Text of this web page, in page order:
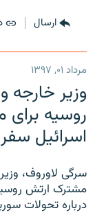
ارسال
مرداد ۰۱, ۱۳۹۷
وزیر
روسیه برای
اسرائیل
سرگی لاوروف،
مشترک ارتش
درباره تحولات